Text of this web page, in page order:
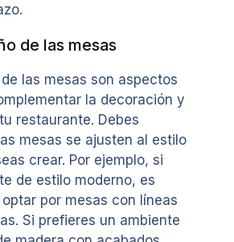
de las mesas
las mesas son aspectos
la decoración y
restaurante. Debes
mesas se ajusten al estilo
crear. Por ejemplo, si
de estilo moderno, es
por mesas con líneas
Si prefieres un ambiente